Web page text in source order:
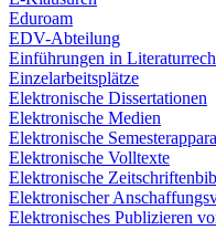
Eduroam
EDV-Abteilung
Einführungen in
Einzelarbeitsplätze
Elektronische Dissertationen
Elektronische Medien
Elektronische
Elektronische Volltexte
Elektronische
Elektronischer
Elektronisches Publizieren